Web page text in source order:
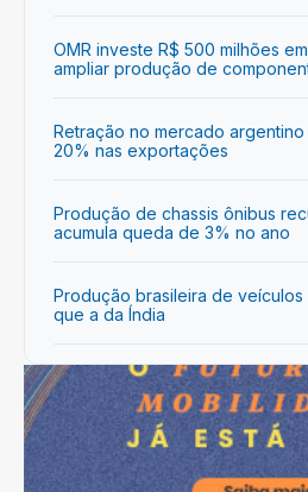
OMR investe R$ 500 milhões
ampliar produção de
Retração no mercado
20% nas exportações
Produção de chassis ônibus
acumula queda de 3% no ano
Produção brasileira de
que a da Índia